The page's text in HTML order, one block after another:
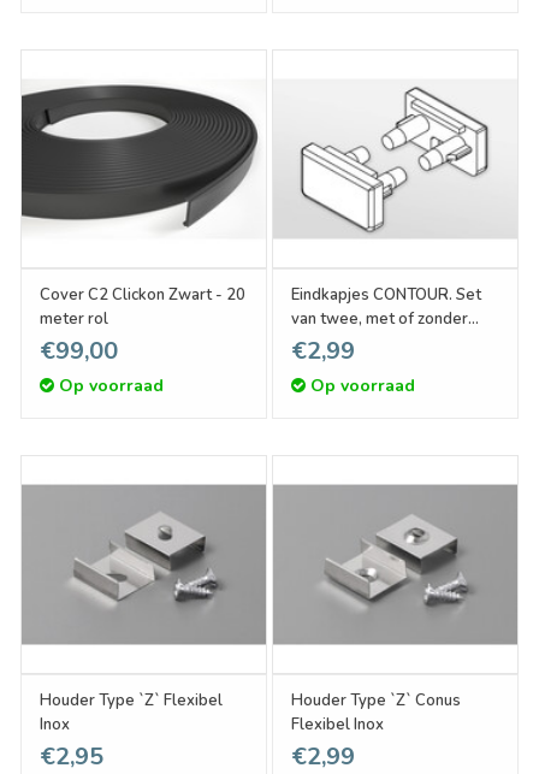
Cover C2 Clickon Zwart - 20
meter rol
€99,00
Op voorraad
Eindkapjes CONTOUR. Set
van twee, met of zonder
kabelgat
€2,99
Op voorraad
Houder Type `Z` Flexibel
Inox
€2,95
Houder Type `Z` Conus
Flexibel Inox
€2,99